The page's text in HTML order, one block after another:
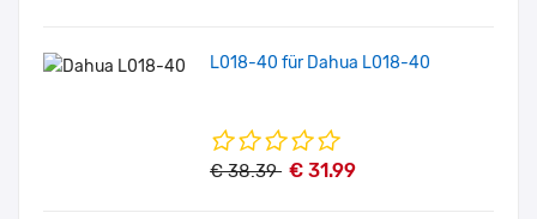
L018-40 für Dahua L018-40
€ 38.39 € 31.99